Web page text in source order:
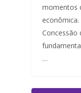
momentos
Concessão
…